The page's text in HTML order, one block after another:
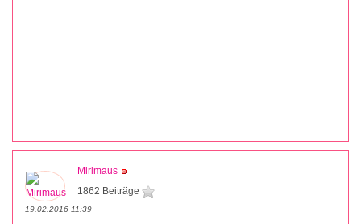
Mirimaus
1862 Beiträge
19.02.2016 11:39